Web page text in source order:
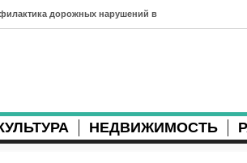
дорожных нарушений в
области контролирует
форум усилитНЕДВИЖИМОСТЬ